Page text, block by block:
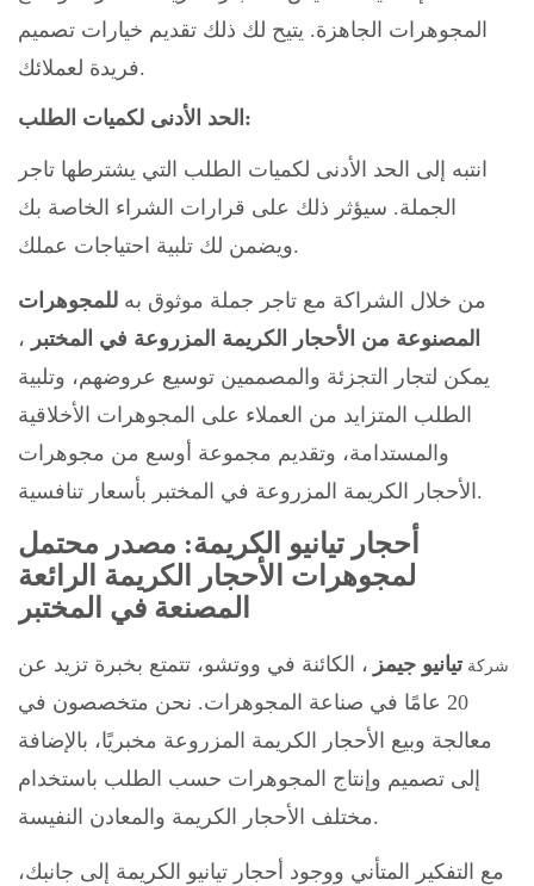
المجوهرات الجاهزة. يتيح لك ذلك تقديم خيارات تصميم
فريدة لعملائك.
الحد الأدنى لكميات الطلب:
انتبه إلى الحد الأدنى لكميات الطلب التي يشترطها تاجر
الجملة. سيؤثر ذلك على قرارات الشراء الخاصة بك
ويضمن لك تلبية احتياجات عملك.
من خلال الشراكة مع تاجر جملة موثوق به للمجوهرات
المصنوعة من الأحجار الكريمة المزروعة في المختبر ،
يمكن لتجار التجزئة والمصممين توسيع عروضهم، وتلبية
الطلب المتزايد من العملاء على المجوهرات الأخلاقية
والمستدامة، وتقديم مجموعة أوسع من مجوهرات
الأحجار الكريمة المزروعة في المختبر بأسعار تنافسية.
أحجار تيانيو الكريمة: مصدر محتمل
لمجوهرات الأحجار الكريمة الرائعة
المصنعة في المختبر
شركةتيانيو جيمز ، الكائنة في ووتشو، تتمتع بخبرة تزيد عن
20 عامًا في صناعة المجوهرات. نحن متخصصون في
معالجة وبيع الأحجار الكريمة المزروعة مخبريًا، بالإضافة
إلى تصميم وإنتاج المجوهرات حسب الطلب باستخدام
مختلف الأحجار الكريمة والمعادن النفيسة.
مع التفكير المتأني ووجود أحجار تيانيو الكريمة إلى جانبك،